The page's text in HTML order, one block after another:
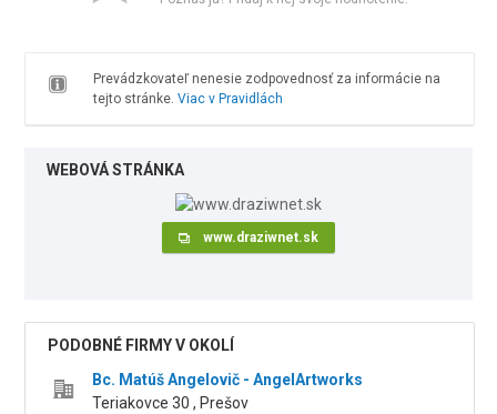
Prevádzkovateľ nenesie zodpovednosť za informácie na
tejto stránke. Viac v Pravidlách
WEBOVÁ STRÁNKA
www.draziwnet.sk
PODOBNÉ FIRMY V OKOLÍ
Bc. Matúš Angelovič - AngelArtworks
Teriakovce 30 , Prešov